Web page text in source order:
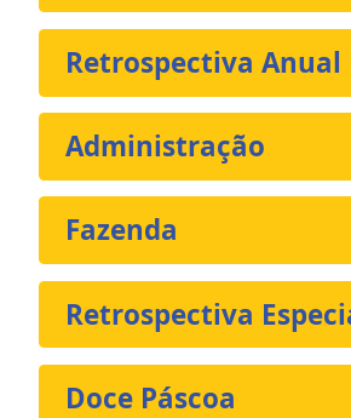
Retrospectiva Anual
Administração
Fazenda
Retrospectiva
Doce Páscoa